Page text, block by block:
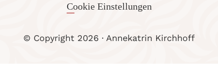
Cookie Einstellungen
© Copyright 2026 · Annekatrin Kirchhoff